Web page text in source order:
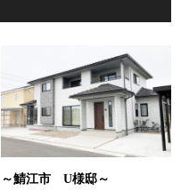
～鯖江市 U様邸～